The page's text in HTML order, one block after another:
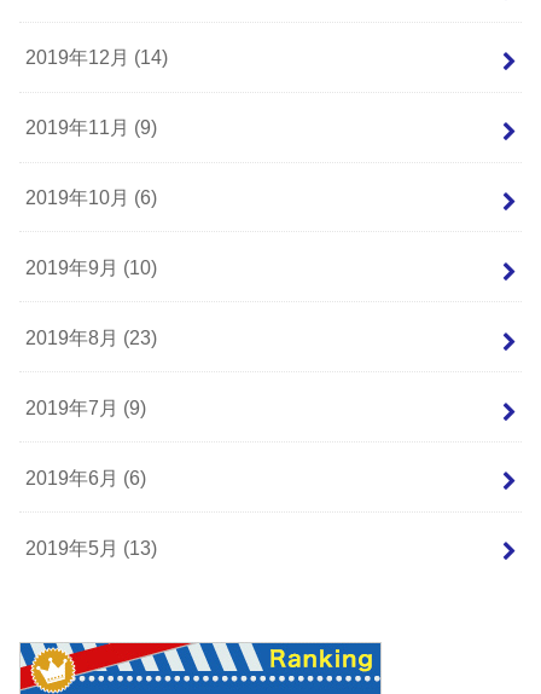
2019年12月 (14)
2019年11月 (9)
2019年10月 (6)
2019年9月 (10)
2019年8月 (23)
2019年7月 (9)
2019年6月 (6)
2019年5月 (13)